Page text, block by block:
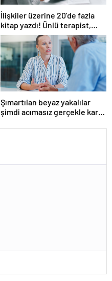
İlişkiler üzerine 20’de fazla
kitap yazdı! Ünlü terapist,
boşanmaların gerçek
suçlularını açıklıyor
Şımartılan beyaz yakalılar
şimdi acımasız gerçekle karşı